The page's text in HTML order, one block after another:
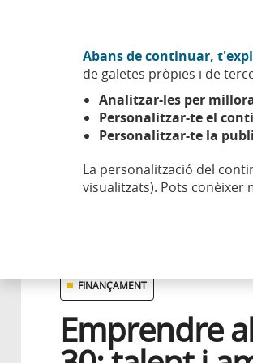
Abans de continuar,
de galetes pròpies i de
Analitzar-les per
Personalitzar-te el
Personalitzar-te la
La personalització del
visualitzats). Pots conèixer
Esfera Emprendre Casos
10 JUNY 2026
FINANÇAMENT
Emprendre